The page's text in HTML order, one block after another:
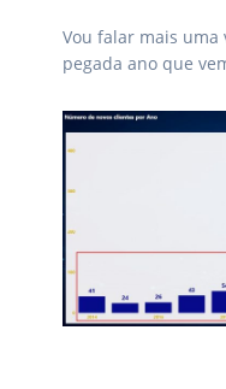
Vou falar mais uma
pegada ano que